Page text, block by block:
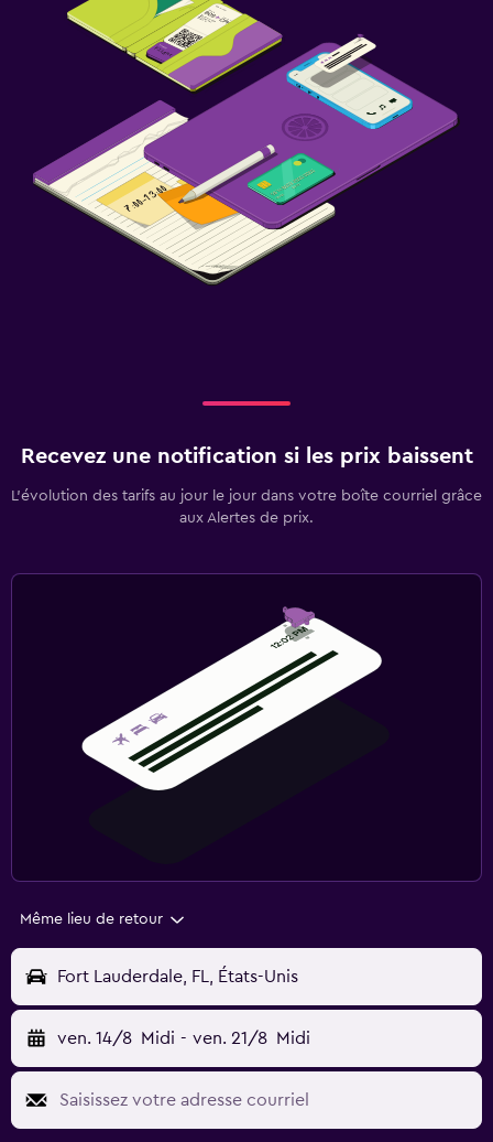
Recevez une notification si les prix baissent
L’évolution des tarifs au jour le jour dans votre boîte courriel grâce
aux Alertes de prix.
Même lieu de retour
Fort Lauderdale, FL, États-Unis
ven. 14/8 Midi - ven. 21/8 Midi